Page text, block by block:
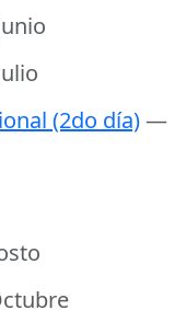
(2do día)—